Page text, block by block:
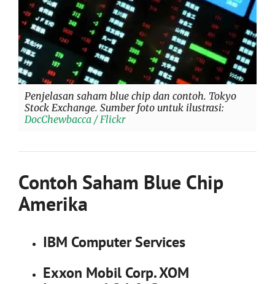
Penjelasan saham blue chip dan contoh. Tokyo
Stock Exchange. Sumber foto untuk ilustrasi:
DocChewbacca / Flickr
Contoh Saham Blue Chip
Amerika
IBM Computer Services
Exxon Mobil Corp. XOM